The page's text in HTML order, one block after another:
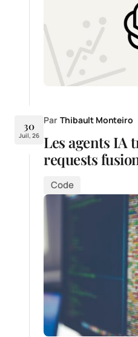
30
Juil, 26
Par Thibault Monteiro
Les agents IA
requests
Code